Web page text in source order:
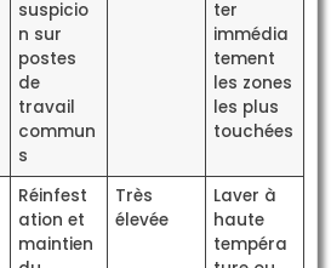
suspicio
n sur
postes
de
travail
commun
s
ter
immédia
tement
les zones
les plus
touchées
Réinfest
ation et
maintien
Très
élevée
Laver à
haute
tempéra